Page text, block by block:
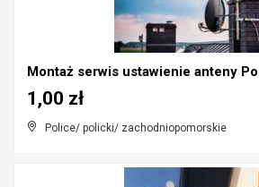
Montaż serwis ustawienie anteny
Police/ policki/ zachodniopomorskie
1,00 zł